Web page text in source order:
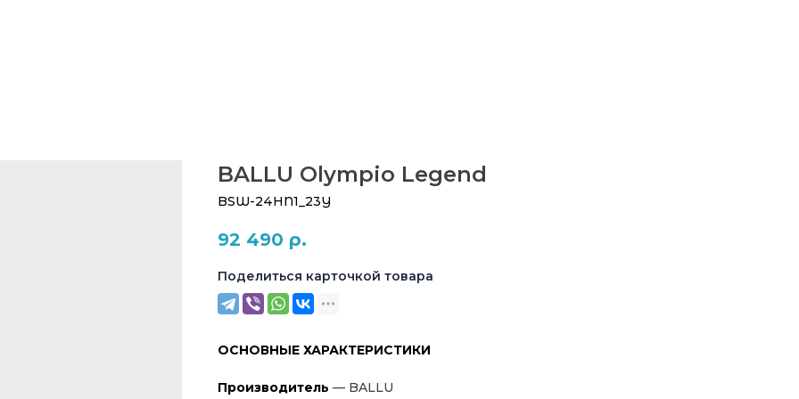
BALLU Olympio Legend
BSW-24HN1_23Y
92 490 р.
Поделиться карточкой товара
ОСНОВНЫЕ ХАРАКТЕРИСТИКИ
Производитель — BALLU